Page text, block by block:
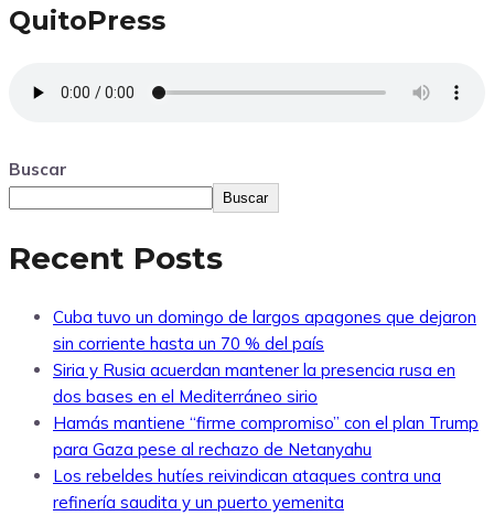
QuitoPress
Buscar
Buscar
Recent Posts
Cuba tuvo un domingo de largos apagones que dejaron
sin corriente hasta un 70 % del país
Siria y Rusia acuerdan mantener la presencia rusa en
dos bases en el Mediterráneo sirio
Hamás mantiene “firme compromiso” con el plan Trump
para Gaza pese al rechazo de Netanyahu
Los rebeldes hutíes reivindican ataques contra una
refinería saudita y un puerto yemenita